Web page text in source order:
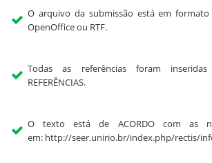
O arquivo da submissão está em
OpenOffice ou RTF.
Todas as referências foram
REFERÊNCIAS.
O texto está de ACORDO com as
em: http://seer.unirio.br/index.php/rectis/